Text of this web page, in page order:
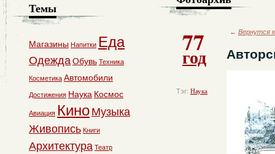
77
год
Тэг: Наука
← Вернутся
Темы
Магазины Напитки Еда
ОдеждаОбувь Техника
Косметика Автомобили
Достижения Наука Космос
Авиация Кино Музыка
Живопись Книги
Архитектура Театр